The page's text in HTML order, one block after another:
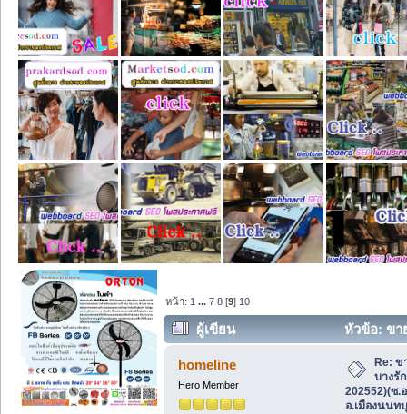
หน้า: 1 ...7 8 [9] 10
ผู้เขียน
หัวข้อ: ขา
202552)(ซ.อนามัยบางประดู่) อ.เมืองน
homeline
Hero Member
Re:
บางรั
202552)(ซ.
อ.เมืองนนท